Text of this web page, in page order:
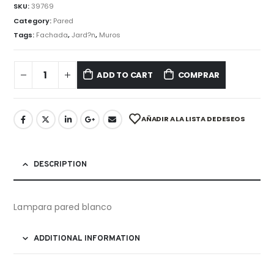
SKU:39769
Category: Pared
Tags: Fachada,Jard?n, Muros
ADD TO CART COMPRAR
AÑADIR A LA LISTA DE DESEOS
DESCRIPTION
Lampara pared blanco
ADDITIONAL INFORMATION